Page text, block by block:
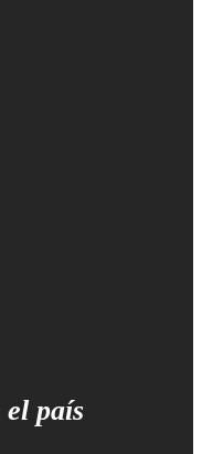
el país